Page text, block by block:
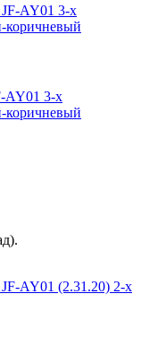
AY01 3-х
коричневый